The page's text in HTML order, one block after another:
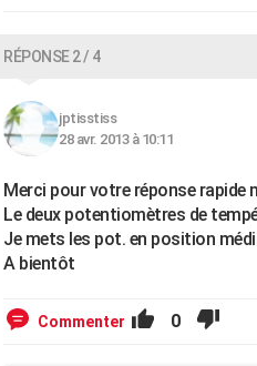
RÉPONSE 2 / 4
jptisstiss
28 avr. 2013 à 10:11
Merci pour votre réponse rapide
Le deux potentiomètres de
Je mets les pot. en position
A bientôt
Commenter 0